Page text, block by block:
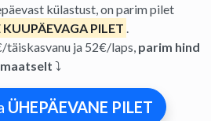
külastust, on parim pilet
KUUPÄEVAGA PILET .
täiskasvanu ja 52€/laps, parim hind
⤵
ÜHEPÄEVANE PILET